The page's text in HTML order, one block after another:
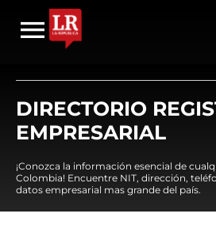
DIRECTORIO
EMPRESARIAL
¡Conozca la información esencial de
Colombia! Encuentre NIT, dirección,
datos empresarial mas grande del país.